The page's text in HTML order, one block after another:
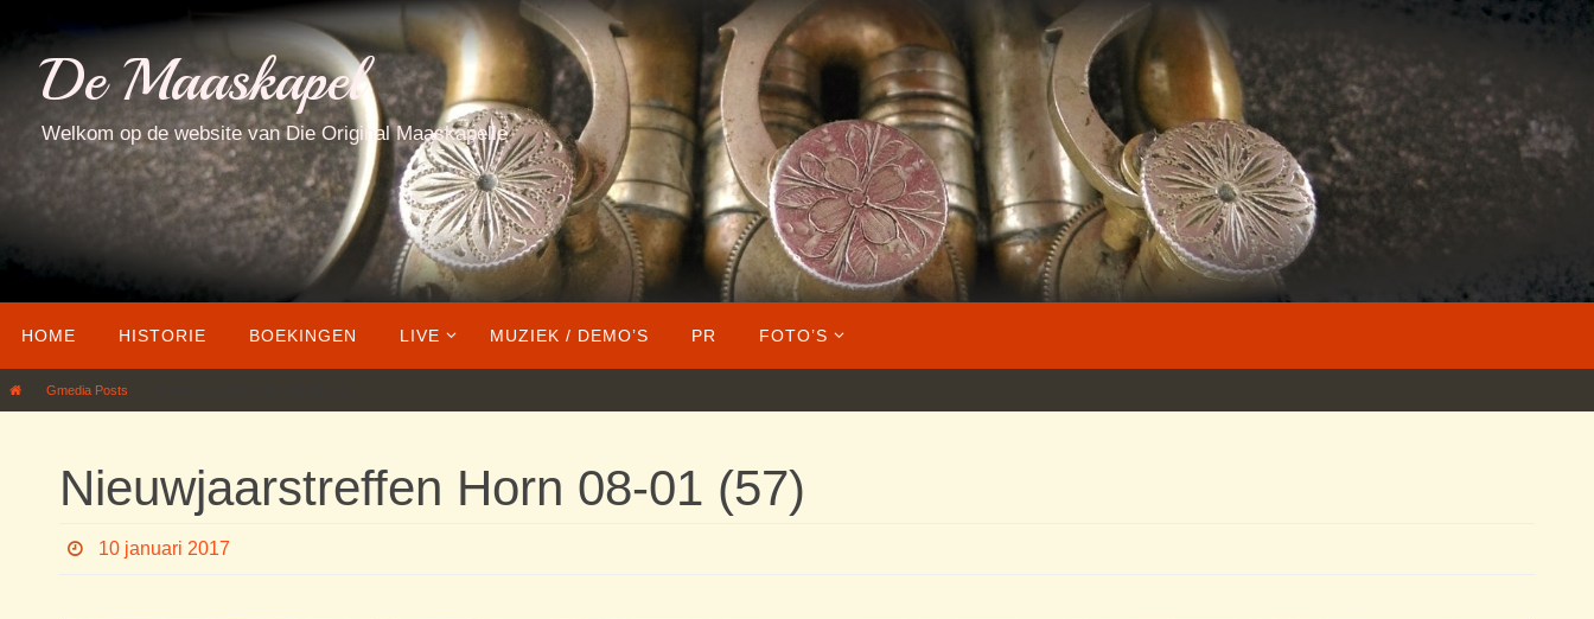
inhoudDe Maaskapel
Welkom op de website van Die Original Maaskapelle
naar
de
HOME HISTORIE BOEKINGEN LIVE MUZIEK / DEMO’S PR FOTO’S
HomeGmedia Posts
Nieuwjaarstreffen Horn 08-01 (57)
10 januari 2017